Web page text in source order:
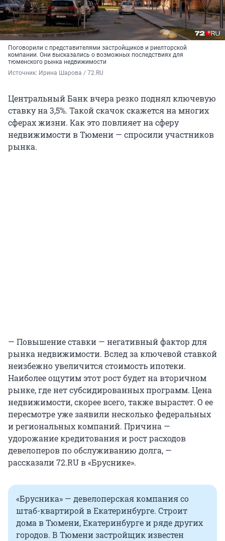
Поговорили с представителями застройщиков и риелторской
компании. Они высказались о возможных последствиях для
тюменского рынка недвижимости
Источник: Ирина Шарова / 72.RU
Центральный Банк вчера резко поднял ключевую
ставку на 3,5%. Такой скачок скажется на многих
сферах жизни. Как это повлияет на сферу
недвижимости в Тюмени — спросили участников
рынка.
— Повышение ставки — негативный фактор для
рынка недвижимости. Вслед за ключевой ставкой
неизбежно увеличится стоимость ипотеки.
Наиболее ощутим этот рост будет на вторичном
рынке, где нет субсидированных программ. Цена
недвижимости, скорее всего, также вырастет. О ее
пересмотре уже заявили несколько федеральных
и региональных компаний. Причина —
удорожание кредитования и рост расходов
девелоперов по обслуживанию долга, —
рассказали 72.RU в «Бруснике».
«Брусника» — девелоперская компания со
штаб-квартирой в Екатеринбурге. Строит
дома в Тюмени, Екатеринбурге и ряде других
городов. В Тюмени застройщик известен